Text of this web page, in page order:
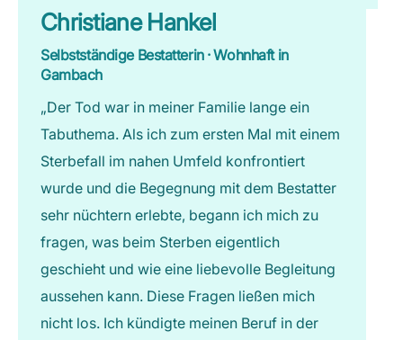
Christiane Hankel
Selbstständige Bestatterin · Wohnhaft in
Gambach
„Der Tod war in meiner Familie lange ein
Tabuthema. Als ich zum ersten Mal mit einem
Sterbefall im nahen Umfeld konfrontiert
wurde und die Begegnung mit dem Bestatter
sehr nüchtern erlebte, begann ich mich zu
fragen, was beim Sterben eigentlich
geschieht und wie eine liebevolle Begleitung
aussehen kann. Diese Fragen ließen mich
nicht los. Ich kündigte meinen Beruf in der